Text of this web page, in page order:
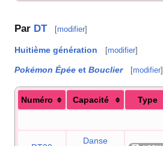
Par DT [modifier]
Huitième génération [modifier]
Pokémon Épée et Bouclier [modifier]
Numéro Capacité Type
Danse